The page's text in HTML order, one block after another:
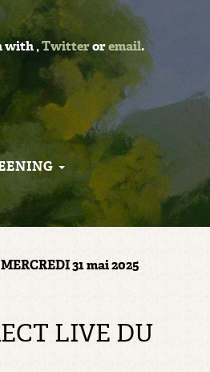
with,Twitteroremail.
31 mai 2025
LIVE DU